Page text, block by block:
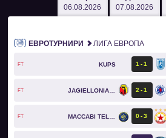
06.08.2026
07.08.2026
ЕВРОТУРНИРИ ЛИГА ЕВРОПА
FT KUPS 1 1
FT JAGIELLONIA BIAŁYSTOK 2 1
FT 0 3